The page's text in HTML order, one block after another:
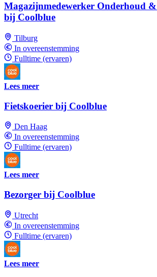
Magazijnmedewerker Onderhoud
bij Coolblue
Tilburg
In overeenstemming
Fulltime (ervaren)
Lees meer
Fietskoerier bij Coolblue
Den Haag
In overeenstemming
Fulltime (ervaren)
Lees meer
Bezorger bij Coolblue
Utrecht
In overeenstemming
Fulltime (ervaren)
Lees meer